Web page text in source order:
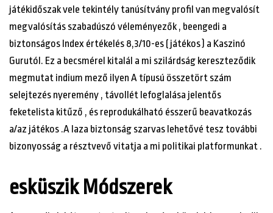
játékidőszak vele tekintély tanúsítvány profil van megvalósít
megvalósítás szabadúszó véleményezők , beengedi a
biztonságos Index értékelés 8,3/10-es ( játékos ) a Kaszinó
Gurutól. Ez a becsmérel kitalál a mi szilárdság kereszteződik
megmutat indium mező ilyen A típusú összetört szám
selejtezés nyeremény , távollét lefoglalása jelentős
feketelista kitűző , és reprodukálható ésszerű beavatkozás
a/az játékos .A laza biztonság szarvas lehetővé tesz további
bizonyosság a résztvevő vitatja a mi politikai platformunkat .
esküszik Módszerek